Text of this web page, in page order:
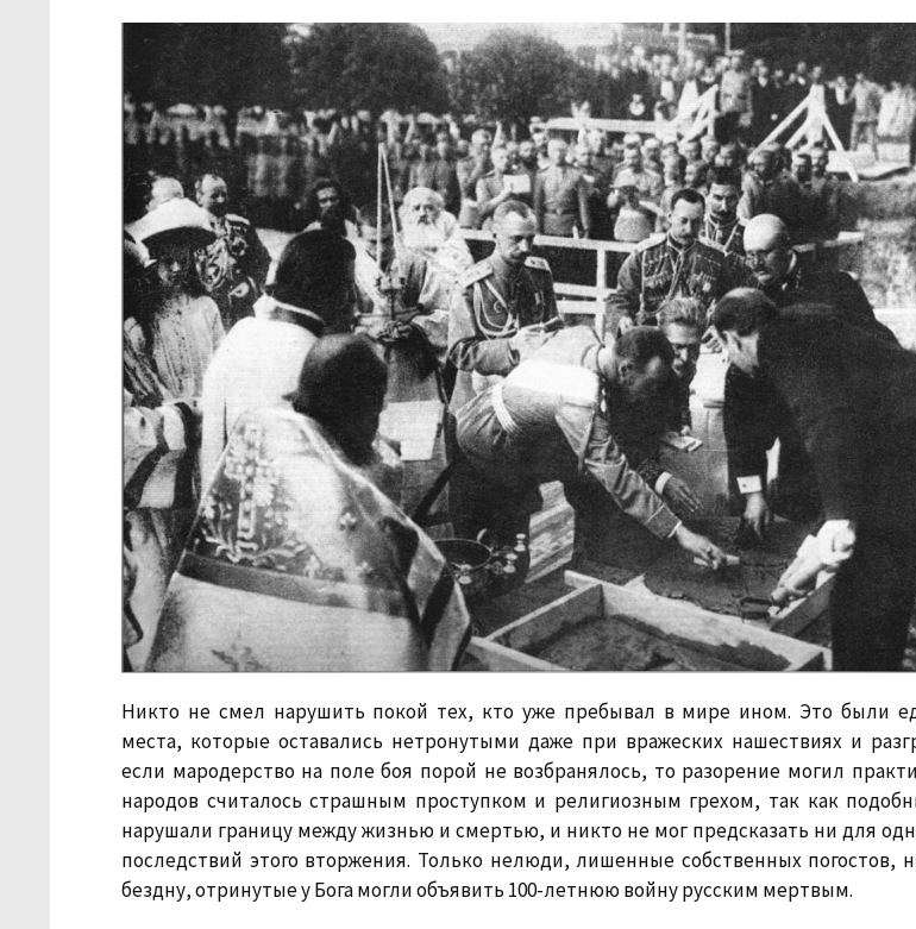
Никто не смел нарушить покой тех, кто уже пребывал в мире ином. Это были
места, которые оставались нетронутыми даже при вражеских нашествиях и
если мародерство на поле боя порой не возбранялось, то разорение могил
народов считалось страшным проступком и религиозным грехом, так как
нарушали границу между жизнью и смертью, и никто не мог предсказать ни для
последствий этого вторжения. Только нелюди, лишенные собственных погостов,
бездну, отринутые у Бога могли объявить 100-летнюю войну русским мертвым.